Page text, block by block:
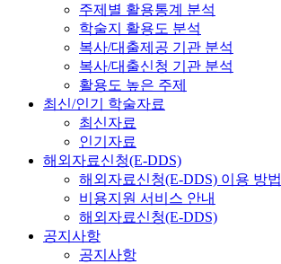
주제별 활용통계 분석
학술지 활용도 분석
복사/대출제공 기관 분석
복사/대출신청 기관 분석
활용도 높은 주제
최신/인기 학술자료
최신자료
인기자료
해외자료신청(E-DDS)
해외자료신청(E-DDS) 이용 방법
비용지원 서비스 안내
해외자료신청(E-DDS)
공지사항
공지사항